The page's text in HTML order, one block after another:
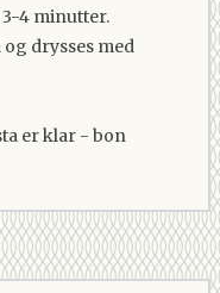
4 minutter.
drysses med
er klar - bon